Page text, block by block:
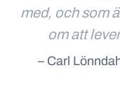
med, och som
om att
– Carl